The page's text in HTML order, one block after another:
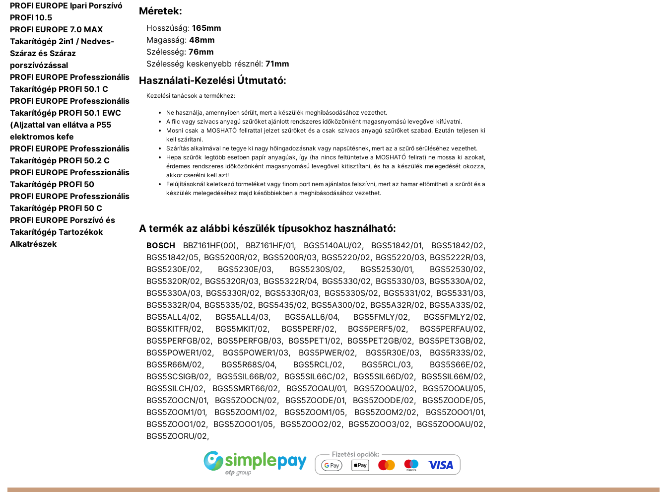
PROFI EUROPE Ipari Porszívó
PROFI 10.5
PROFI EUROPE 7.0 MAX
Takarítógép 2in1 / Nedves-
Száraz és Száraz
porszívózással
PROFI EUROPE Professzionális
Takarítógép PROFI 50.1 C
PROFI EUROPE Professzionális
Takarítógép PROFI 50.1 EWC
(Aljzattal van ellátva a P55
elektromos kefe
PROFI EUROPE Professzionális
Takarítógép PROFI 50.2 C
PROFI EUROPE Professzionális
Takarítógép PROFI 50
PROFI EUROPE Professzionális
Takarítógép PROFI 50 C
PROFI EUROPE Porszívó és
Takarítógép Tartozékok
Alkatrészek
Méretek:
Hosszúság: 165mm
Magasság: 48mm
Szélesség: 76mm
Szélesség keskenyebb résznél: 71mm
Használati-Kezelési Útmutató:
Kezelési tanácsok a termékhez:
Ne használja, amennyiben sérült, mert a készülék meghibásodásához vezethet.
A filc vagy szivacs anyagú szűrőket ajánlott rendszeres időközönként magasnyomású levegővel kifúvatni.
Mosni csak a MOSHATÓ felirattal jelzet szűrőket és a csak szivacs anyagú szűrőket szabad. Ezután teljesen ki
kell szárítani.
Szárítás alkalmával ne tegye ki nagy hőingadozásnak vagy napsütésnek, mert az a szűrő sérüléséhez vezethet.
Hepa szűrők legtöbb esetben papír anyagúak, így (ha nincs feltüntetve a MOSHATÓ felirat) ne mossa ki azokat,
érdemes rendszeres időközönként magasnyomású levegővel kitisztítani, és ha a készülék melegedését okozza,
akkor cserélni kell azt!
Felújításoknál keletkező törmeléket vagy finom port nem ajánlatos felszívni, mert az hamar eltömítheti a szűrőt és a
készülék melegedéséhez majd későbbiekben a meghibásodásához vezethet.
A termék az alábbi készülék típusokhoz használható:
BOSCH BBZ161HF(00), BBZ161HF/01, BGS5140AU/02, BGS51842/01, BGS51842/02,
BGS51842/05, BGS5200R/02, BGS5200R/03, BGS5220/02, BGS5220/03, BGS5222R/03,
BGS5230E/02, BGS5230E/03, BGS5230S/02, BGS52530/01, BGS52530/02,
BGS5320R/02, BGS5320R/03, BGS5322R/04, BGS5330/02, BGS5330/03, BGS5330A/02,
BGS5330A/03, BGS5330R/02, BGS5330R/03, BGS5330S/02, BGS5331/02, BGS5331/03,
BGS5332R/04, BGS5335/02, BGS5435/02, BGS5A300/02, BGS5A32R/02, BGS5A33S/02,
BGS5ALL4/02, BGS5ALL4/03, BGS5ALL6/04, BGS5FMLY/02, BGS5FMLY2/02,
BGS5KITFR/02, BGS5MKIT/02, BGS5PERF/02, BGS5PERF5/02, BGS5PERFAU/02,
BGS5PERFGB/02, BGS5PERFGB/03, BGS5PET1/02, BGS5PET2GB/02, BGS5PET3GB/02,
BGS5POWER1/02, BGS5POWER1/03, BGS5PWER/02, BGS5R30E/03, BGS5R33S/02,
BGS5R66M/02, BGS5R68S/04, BGS5RCL/02, BGS5RCL/03, BGS5S66E/02,
BGS5SCSIGB/02, BGS5SIL66B/02, BGS5SIL66C/02, BGS5SIL66D/02, BGS5SIL66M/02,
BGS5SILCH/02, BGS5SMRT66/02, BGS5ZOOAU/01, BGS5ZOOAU/02, BGS5ZOOAU/05,
BGS5ZOOCN/01, BGS5ZOOCN/02, BGS5ZOODE/01, BGS5ZOODE/02, BGS5ZOODE/05,
BGS5ZOOM1/01, BGS5ZOOM1/02, BGS5ZOOM1/05, BGS5ZOOM2/02, BGS5ZOOO1/01,
BGS5ZOOO1/02, BGS5ZOOO1/05, BGS5ZOOO2/02, BGS5ZOOO3/02, BGS5ZOOOAU/02,
BGS5ZOORU/02,